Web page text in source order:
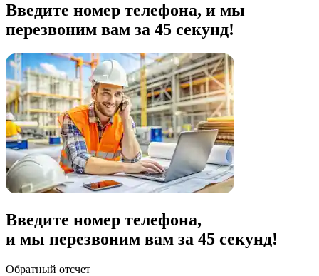
Введите номер телефона, и мы
перезвоним вам за 45 секунд!
Введите номер телефона,
и мы перезвоним вам за 45 секунд!
Обратный отсчет